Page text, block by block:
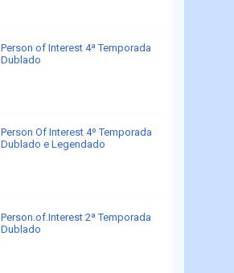
Person of Interest 4ª Temporada
Dublado
Person Of Interest 4º Temporada
Dublado e Legendado
Person.of.Interest 2ª Temporada
Dublado